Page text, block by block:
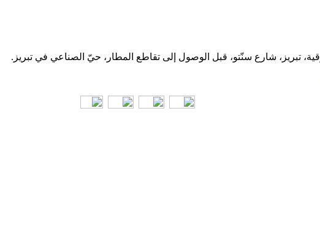
تبریز، شارع سنّتو، قبل الوصول إلى تقاطع المطار، حيّ الصناعي في تبریز.